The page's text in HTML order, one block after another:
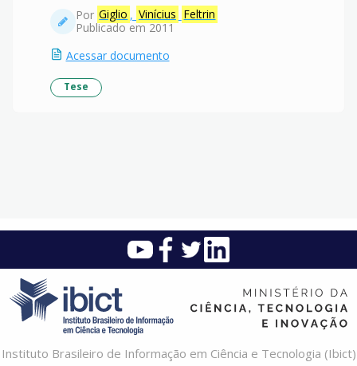
Por Giglio , Vinícius Feltrin
Publicado em 2011
Acessar documento
Tese
Instituto Brasileiro de Informação em Ciência e Tecnologia (Ibict)